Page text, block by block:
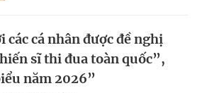
các cá nhân được đề nghị
sĩ thi đua toàn quốc”,
năm 2026”